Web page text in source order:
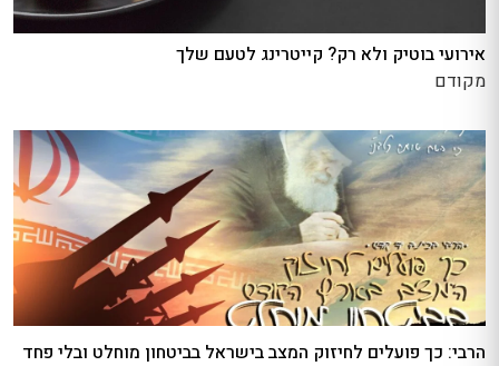
אירועי בוטיק ולא רק? קייטרינג לטעם שלך
מקודם
הרבי: כך פועלים לחיזוק המצב בישראל בביטחון מוחלט ובלי פחד